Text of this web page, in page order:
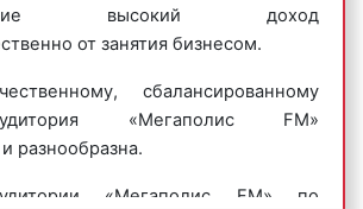
и покупателей.
гимна на радио
высокий доход
от занятия бизнесом.
сбалансированному
«Мегаполис FM»
разнообразна.
«Мегаполис FM» по